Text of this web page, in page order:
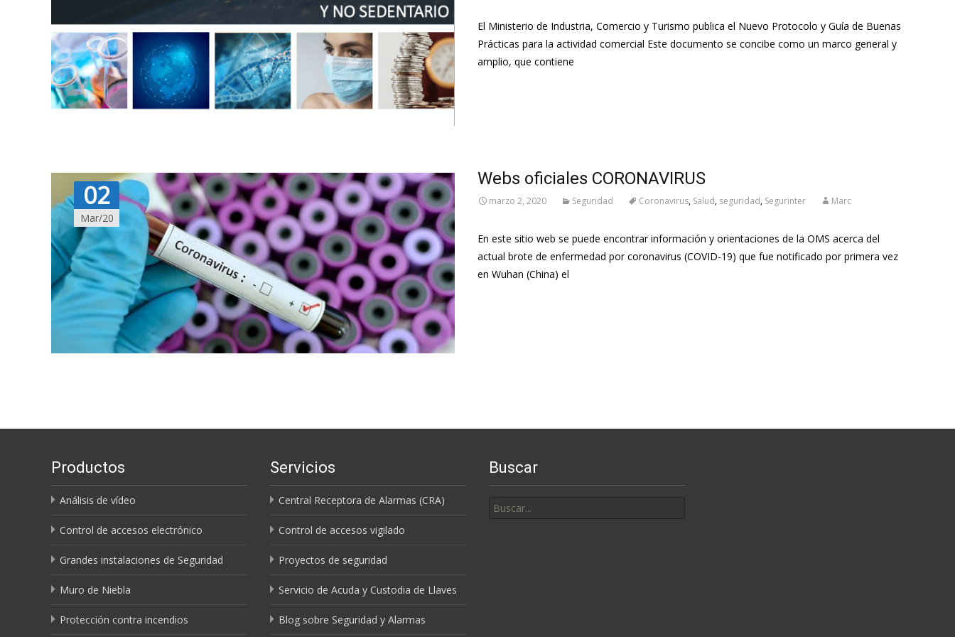
El Ministerio de Industria, Comercio y Turismo publica el Nuevo Protocolo y Guía de Buenas
Prácticas para la actividad comercial Este documento se concibe como un marco general y
amplio, que contiene
02
Mar/20
Webs oficiales CORONAVIRUS
marzo 2, 2020 Seguridad Coronavirus, Salud, seguridad, Segurinter Marc
En este sitio web se puede encontrar información y orientaciones de la OMS acerca del
actual brote de enfermedad por coronavirus (COVID-19) que fue notificado por primera vez
en Wuhan (China) el
Productos
Análisis de vídeo
Control de accesos electrónico
Grandes instalaciones de Seguridad
Muro de Niebla
Protección contra incendios
Servicios
Central Receptora de Alarmas (CRA)
Control de accesos vigilado
Proyectos de seguridad
Servicio de Acuda y Custodia de Llaves
Blog sobre Seguridad y Alarmas
Buscar
por: